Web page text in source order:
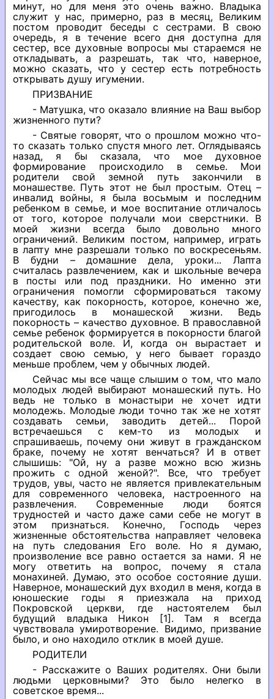
минут, но для меня это очень важно. Владыка
служит у нас, примерно, раз в месяц, Великим
постом проводит беседы с сестрами. В свою
очередь, я в течение всего дня доступна для
сестер, все духовные вопросы мы стараемся не
откладывать, а разрешать, так что, наверное,
можно сказать, что у сестер есть потребность
открывать душу игумении.
ПРИЗВАНИЕ
- Матушка, что оказало влияние на Ваш выбор
жизненного пути?
- Святые говорят, что о прошлом можно что-
то сказать только спустя много лет. Оглядываясь
назад, я бы сказала, что мое духовное
формирование происходило в семье. Мои
родители свой земной путь закончили в
монашестве. Путь этот не был простым. Отец –
инвалид войны, я была восьмым и последним
ребенком в семье, и мое воспитание отличалось
от того, которое получали мои сверстники. В
моей жизни всегда было довольно много
ограничений. Великим постом, например, играть
в лапту мне разрешали только по воскресеньям.
В будни – домашние дела, уроки... Лапта
считалась развлечением, как и школьные вечера
в посты или под праздники. Но именно эти
ограничения помогли сформироваться такому
качеству, как покорность, которое, конечно же,
пригодилось в монашеской жизни. Ведь
покорность – качество духовное. В православной
семье ребенок формируется в покорности благой
родительской воле. И, когда он вырастает и
создает свою семью, у него бывает гораздо
меньше проблем, чем у обычных людей.
Сейчас мы все чаще слышим о том, что мало
молодых людей выбирают монашеский путь. Но
ведь не только в монастыри не хочет идти
молодежь. Молодые люди точно так же не хотят
создавать семьи, заводить детей... Порой
встречаешься с кем-то из молодых и
спрашиваешь, почему они живут в гражданском
браке, почему не хотят венчаться? И в ответ
слышишь: "Ой, ну а разве можно всю жизнь
прожить с одной женой?". Все, что требует
трудов, увы, часто не является привлекательным
для современного человека, настроенного на
развлечения. Современные люди боятся
трудностей и часто даже сами себе не могут в
этом признаться. Конечно, Господь через
жизненные обстоятельства направляет человека
на путь следования Его воле. Но я думаю,
произволение все равно остается за нами. Я не
могу ответить на вопрос, почему я стала
монахиней. Думаю, это особое состояние души.
Наверное, монашеский дух входил в меня, когда в
юношеские годы я приезжала на приход
Покровской церкви, где настоятелем был
будущий владыка Никон [1]. Там я всегда
чувствовала умиротворение. Видимо, призвание
было, и оно находило отклик в моей душе.
РОДИТЕЛИ
- Расскажите о Ваших родителях. Они были
людьми церковными? Это было нелегко в
советское время...